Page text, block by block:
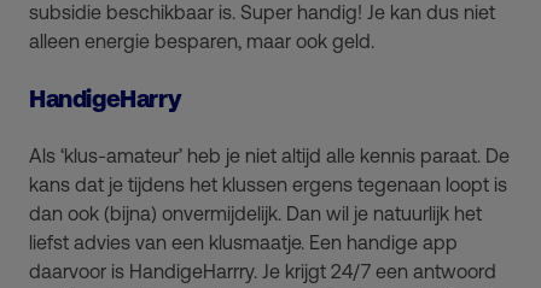
subsidie beschikbaar is. Super handig! Je kan dus niet
alleen energie besparen, maar ook geld.
HandigeHarry
Als ‘klus-amateur’ heb je niet altijd alle kennis paraat. De
kans dat je tijdens het klussen ergens tegenaan loopt is
dan ook (bijna) onvermijdelijk. Dan wil je natuurlijk het
liefst advies van een klusmaatje. Een handige app
daarvoor is HandigeHarrry. Je krijgt 24/7 een antwoord